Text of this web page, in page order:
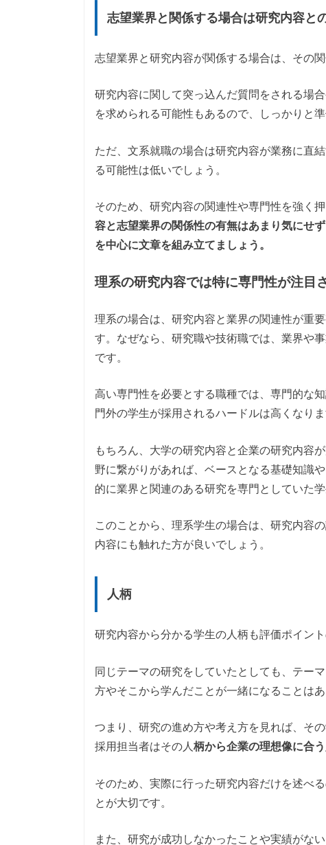
志望業界と関係する場合は研究内容と
志望業界と研究内容が関係する場合は、その
研究内容に関して突っ込んだ質問をされる場
を求められる可能性もあるので、しっかりと
ただ、文系就職の場合は研究内容が業務に直
る可能性は低いでしょう。
そのため、研究内容の関連性や専門性を強く
容と志望業界の関係性の有無はあまり気にせ
を中心に文章を組み立てましょう。
理系の研究内容では特に専門性が注目
理系の場合は、研究内容と業界の関連性が重
す。なぜなら、研究職や技術職では、業界や
です。
高い専門性を必要とする職種では、専門的な
門外の学生が採用されるハードルは高くなりま
もちろん、大学の研究内容と企業の研究内容
野に繋がりがあれば、ベースとなる基礎知識
的に業界と関連のある研究を専門としていた
このことから、理系学生の場合は、研究内容
内容にも触れた方が良いでしょう。
人柄
研究内容から分かる学生の人柄も評価ポイント
同じテーマの研究をしていたとしても、テー
方やそこから学んだことが一緒になることはあ
つまり、研究の進め方や考え方を見れば、そ
採用担当者はその人 柄から企業の理想像に合
そのため、実際に行った研究内容だけを述べ
とが大切です。
また、研究が成功しなかったことや実績がな